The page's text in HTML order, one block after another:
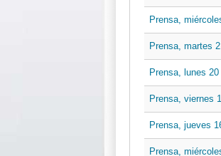
Prensa,
Prensa, martes
Prensa, lunes
Prensa, viernes
Prensa, jueves
Prensa,